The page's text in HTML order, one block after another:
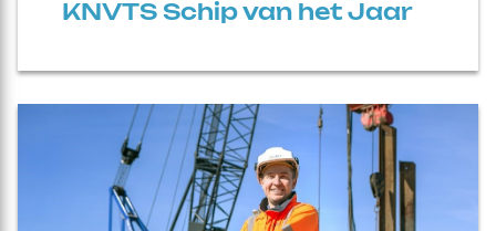
KNVTS Schip van het Jaar